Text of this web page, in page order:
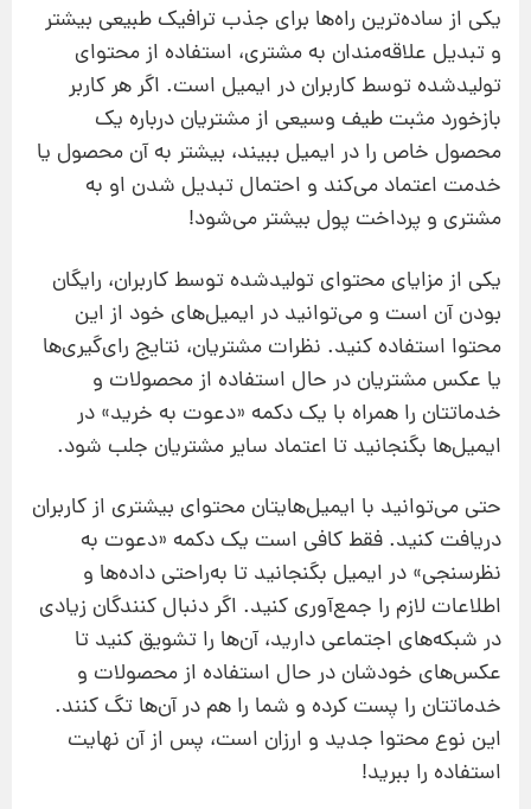
یکی از ساده‌ترین راه‌ها برای جذب ترافیک طبیعی بیشتر
و تبدیل علاقه‌مندان به مشتری، استفاده از محتوای
تولیدشده توسط کاربران در ایمیل‌ است. اگر هر کاربر
بازخورد مثبت طیف وسیعی از مشتریان درباره یک
محصول خاص را در ایمیل ببیند، بیشتر به آن محصول یا
خدمت اعتماد می‌کند و احتمال تبدیل شدن او به
مشتری و پرداخت پول بیشتر می‌شود!
یکی از مزایای محتوای تولیدشده توسط کاربران، رایگان
بودن آن است و می‌توانید در ایمیل‌های خود از این
محتوا استفاده کنید. نظرات مشتریان، نتایج رای‌گیری‌ها
یا عکس مشتریان در حال استفاده از محصولات و
خدماتتان را همراه با یک دکمه «دعوت به خرید» در
ایمیل‌ها بگنجانید تا اعتماد سایر مشتریان جلب شود.
حتی می‌توانید با ایمیل‌هایتان محتوای بیشتری از کاربران
دریافت کنید. فقط کافی است یک دکمه «دعوت به
نظرسنجی»‌ در ایمیل بگنجانید تا به‌راحتی داده‌ها و
اطلاعات لازم را جمع‌آوری کنید. اگر دنبال کنندگان زیادی
در شبکه‌های اجتماعی دارید، آن‌ها را تشویق کنید تا
عکس‌های خودشان در حال استفاده از محصولات و
خدماتتان را پست کرده و شما را هم در آن‌ها تگ کنند.
این نوع محتوا جدید و ارزان است، پس از آن نهایت
استفاده را ببرید!